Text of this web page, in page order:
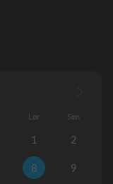
Lør Søn
1 2
8 9